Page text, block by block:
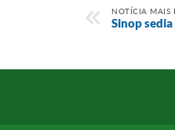
NOTÍCIA MAIS
Sinop